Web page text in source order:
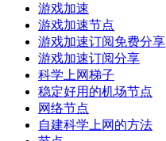
游戏加速
游戏加速节点
游戏加速订阅免费分享
游戏加速订阅分享
科学上网梯子
稳定好用的机场节点
网络节点
自建科学上网的方法